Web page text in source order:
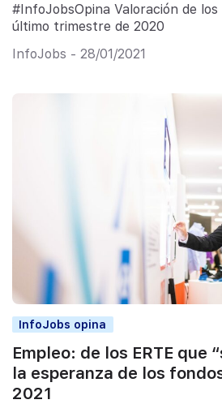
#InfoJobsOpina Valoración de los
último trimestre de 2020
InfoJobs - 28/01/2021
InfoJobs opina
Empleo: de los ERTE que
la esperanza de los
2021